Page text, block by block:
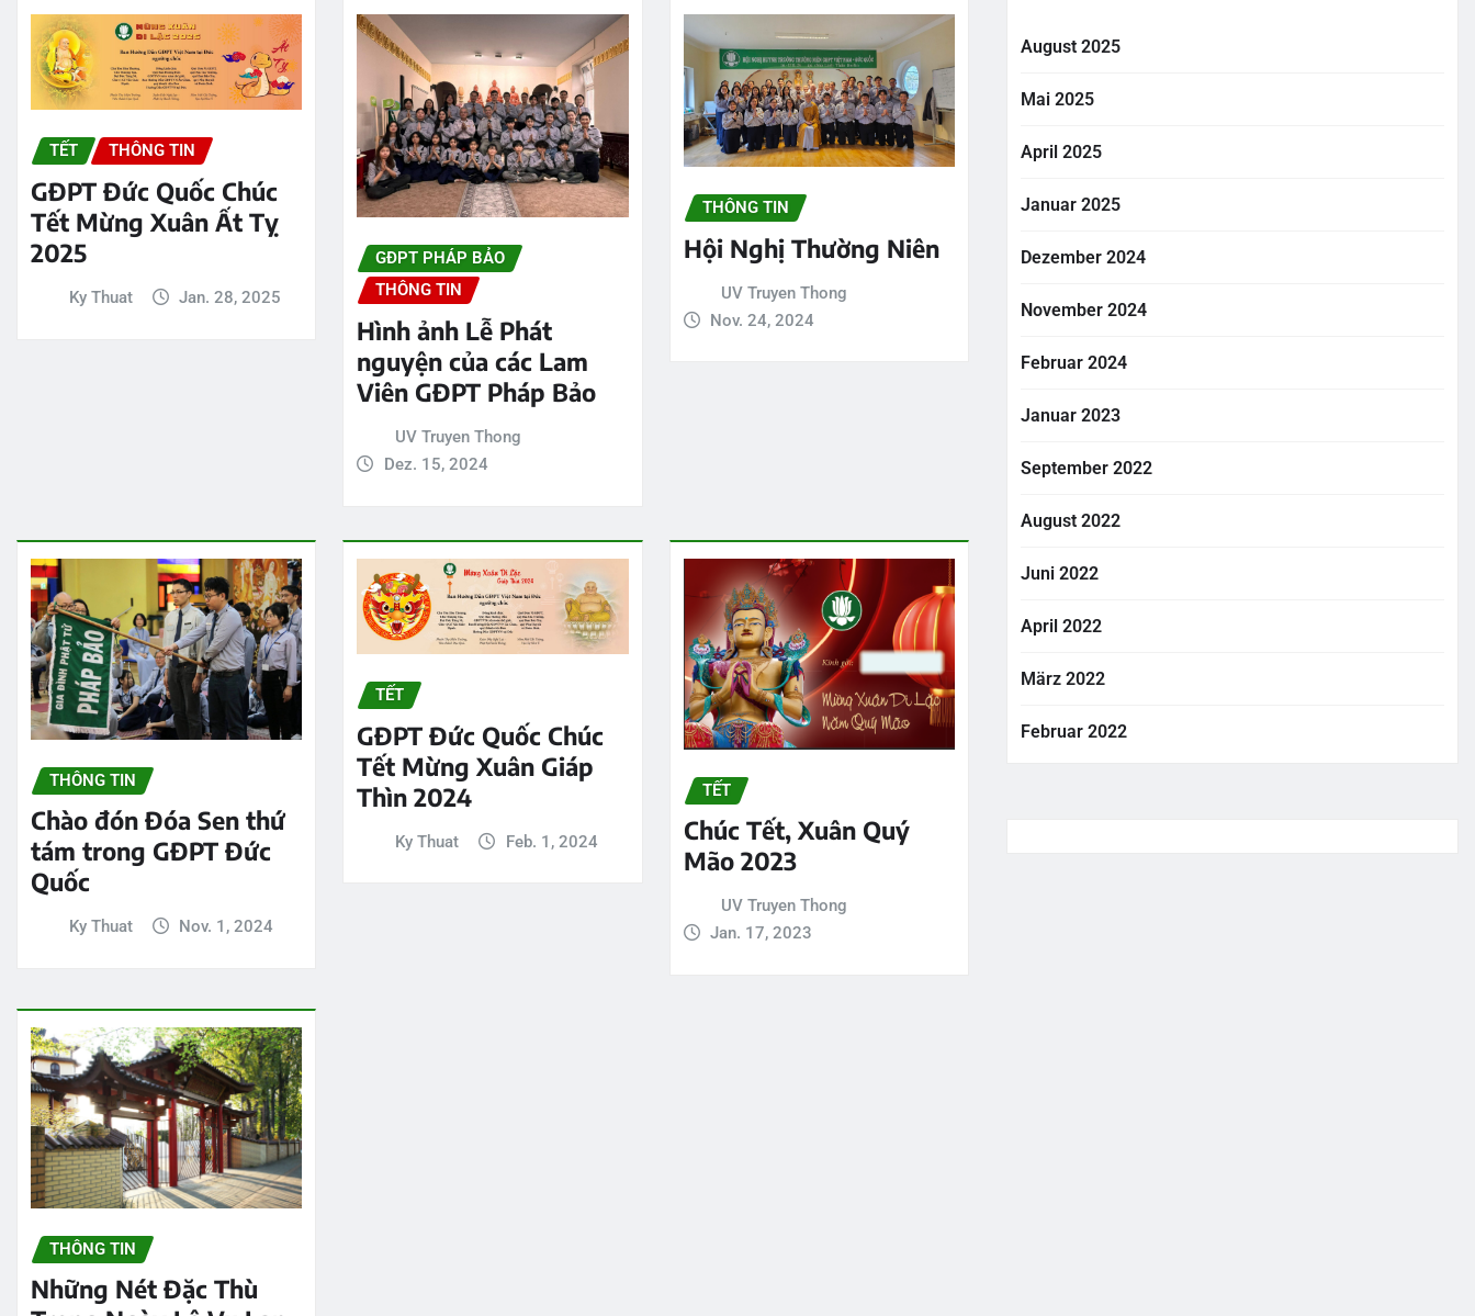
TẾT THÔNG TIN
GĐPT Đức Quốc Chúc
Tết Mừng Xuân Ất Tỵ
2025
Ky Thuat Jan. 28, 2025
GĐPT PHÁP BẢO
THÔNG TIN
Hình ảnh Lễ Phát
nguyện của các Lam
Viên GĐPT Pháp Bảo
UV Truyen Thong
Dez. 15, 2024
THÔNG TIN
Hội Nghị Thường Niên
UV Truyen Thong
Nov. 24, 2024
THÔNG TIN
Chào đón Đóa Sen thứ
tám trong GĐPT Đức
Quốc
Ky Thuat Nov. 1, 2024
TẾT
GĐPT Đức Quốc Chúc
Tết Mừng Xuân Giáp
Thìn 2024
Ky Thuat Feb. 1, 2024
TẾT
Chúc Tết, Xuân Quý
Mão 2023
UV Truyen Thong
Jan. 17, 2023
THÔNG TIN
Những Nét Đặc Thù
August 2025
Mai 2025
April 2025
Januar 2025
Dezember 2024
November 2024
Februar 2024
Januar 2023
September 2022
August 2022
Juni 2022
April 2022
März 2022
Februar 2022